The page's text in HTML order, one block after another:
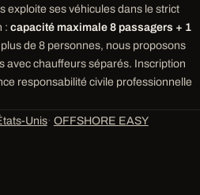
exploite ses véhicules dans le strict
: capacité maximale 8 passagers + 1
de 8 personnes, nous proposons
avec chauffeurs séparés. Inscription
responsabilité civile professionnelle
Unis· OFFSHORE EASY